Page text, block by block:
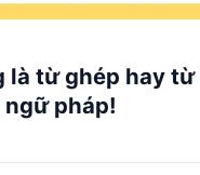
là từ ghép hay từ
pháp!